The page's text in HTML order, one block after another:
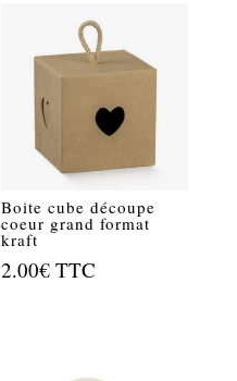
2.00€.
Boite cube découpe
coeur grand format
kraft
2.00€ TTC